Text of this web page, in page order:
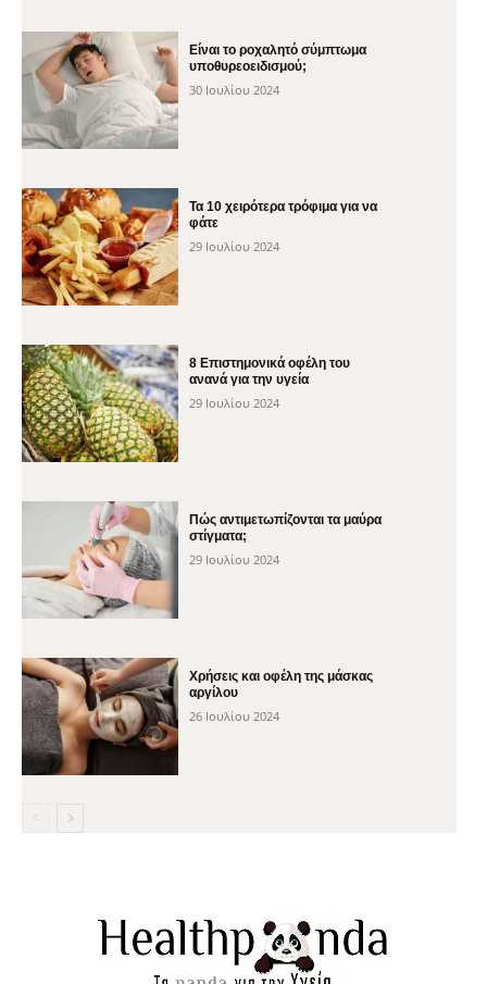
Είναι το ροχαλητό σύμπτωμα
υποθυρεοειδισμού;
30 Ιουλίου 2024
Τα 10 χειρότερα τρόφιμα για να
φάτε
29 Ιουλίου 2024
8 Επιστημονικά οφέλη του
ανανά για την υγεία
29 Ιουλίου 2024
Πώς αντιμετωπίζονται τα μαύρα
στίγματα;
29 Ιουλίου 2024
Χρήσεις και οφέλη της μάσκας
αργίλου
26 Ιουλίου 2024